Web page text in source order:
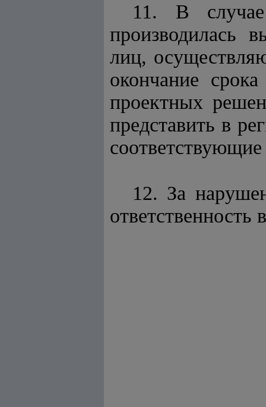
11. В
производилась
лиц,
окончание
проектных
представить в
12. За
ответственность